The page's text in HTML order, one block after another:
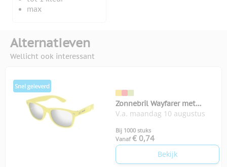
max
Alternatieven
Wellicht ook interessant
Zonnebril Wayfarer met
spiegelglazen
V.a. maandag 10 augustus
Bij 1000 stuks
Vanaf € 0,74
Bekijk